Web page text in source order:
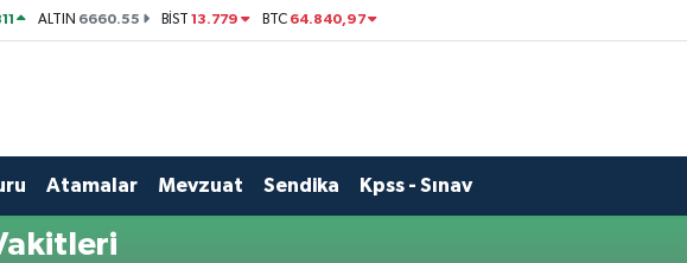
ALTIN 6660.55 BİST13.779 BTC 64.840,97
Atamalar Mevzuat Sendika Kpss - Sınav